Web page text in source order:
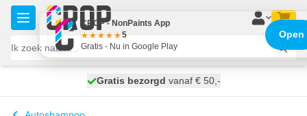
Ga naar de inhoud
morgen bezorgd
Gratis bezorgd vanaf € 50,-
100 dagen
CROP - NonPaints App
5
Gratis - Nu in Google Play
Open